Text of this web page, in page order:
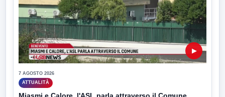
▶
7 AGOSTO 2026
ATTUALITÀ